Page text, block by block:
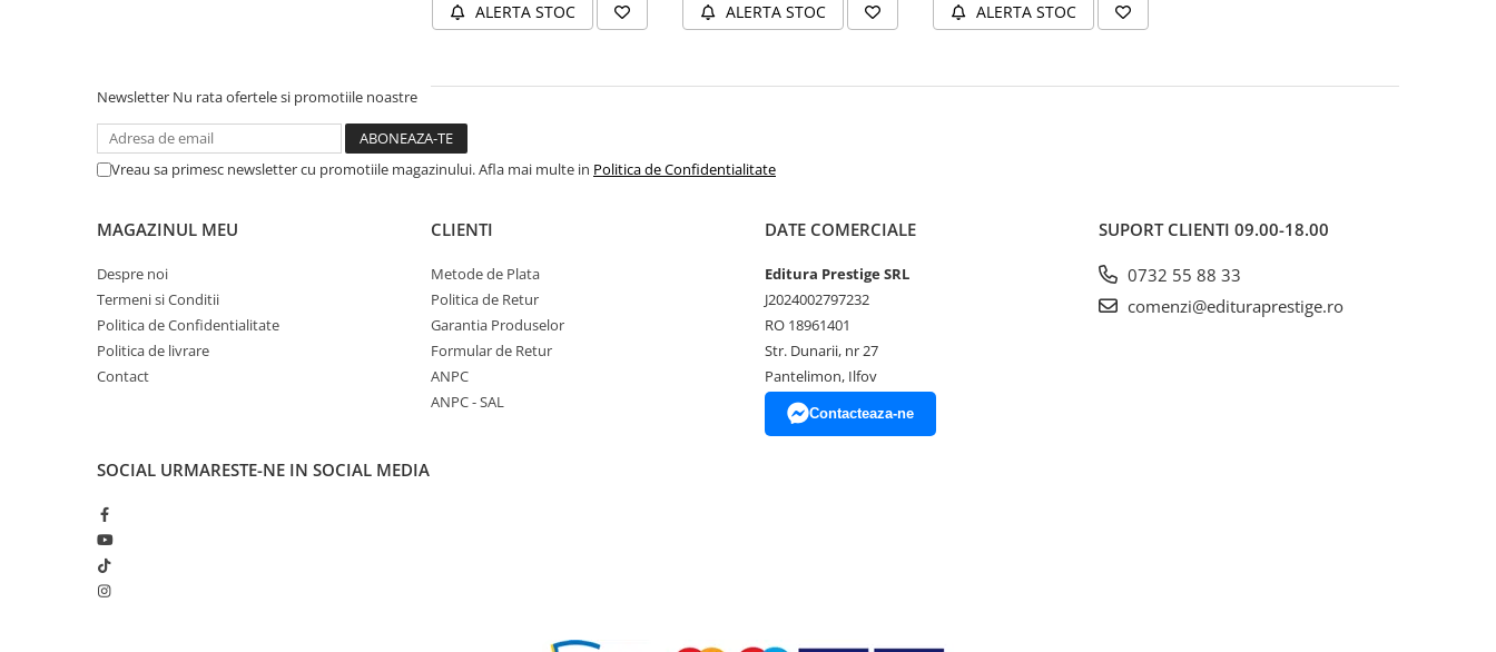
Gastronomik
Medicina & Farmacie
Medicina Pentru Toti
SealfHealing
Starea de bine
Beletristica
Biografii, Memorii, Jurnale
Carti erotice
Carti pentru Adolescenti, Young
ALERTA STOC ALERTA STOC ALERTA STOC
Newsletter Nu rata ofertele si promotiile noastre
Vreau sa primesc newsletter cu promotiile magazinului. Afla mai multe in Politica de Confidentialitate
MAGAZINUL MEU
Despre noi
Termeni si Conditii
Politica de Confidentialitate
Politica de livrare
Contact
CLIENTI
Metode de Plata
Politica de Retur
Garantia Produselor
Formular de Retur
ANPC
ANPC - SAL
DATE COMERCIALE
Editura Prestige SRL
J2024002797232
RO 18961401
Str. Dunarii, nr 27
Pantelimon, Ilfov
Contacteaza-ne
SUPORT CLIENTI 09.00-18.00
0732 55 88 33
comenzi@edituraprestige.ro
SOCIAL URMARESTE-NE IN SOCIAL MEDIA